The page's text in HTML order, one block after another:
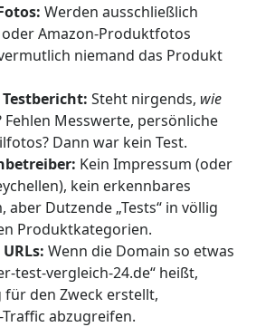
Werden ausschließlich
Amazon-Produktfotos
niemand das Produkt
Steht nirgends, wie
Messwerte, persönliche
Dann war kein Test.
Kein Impressum (oder
kein erkennbares
aber Dutzende „Tests“ in völlig
Produktkategorien.
Wenn die Domain so etwas
test-vergleich-24.de“ heißt,
den Zweck erstellt,
abzugreifen.